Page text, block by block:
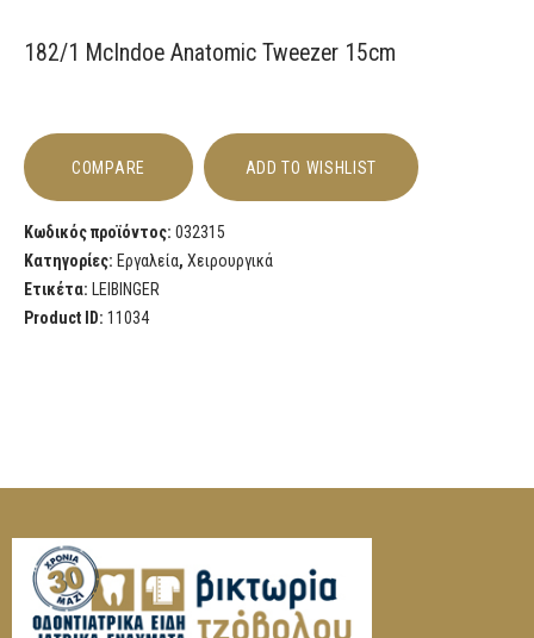
182/1 McIndoe Anatomic Tweezer 15cm
COMPARE ADD TO WISHLIST
Κωδικός προϊόντος: 032315
Κατηγορίες: Εργαλεία, Χειρουργικά
Ετικέτα: LEIBINGER
Product ID: 11034